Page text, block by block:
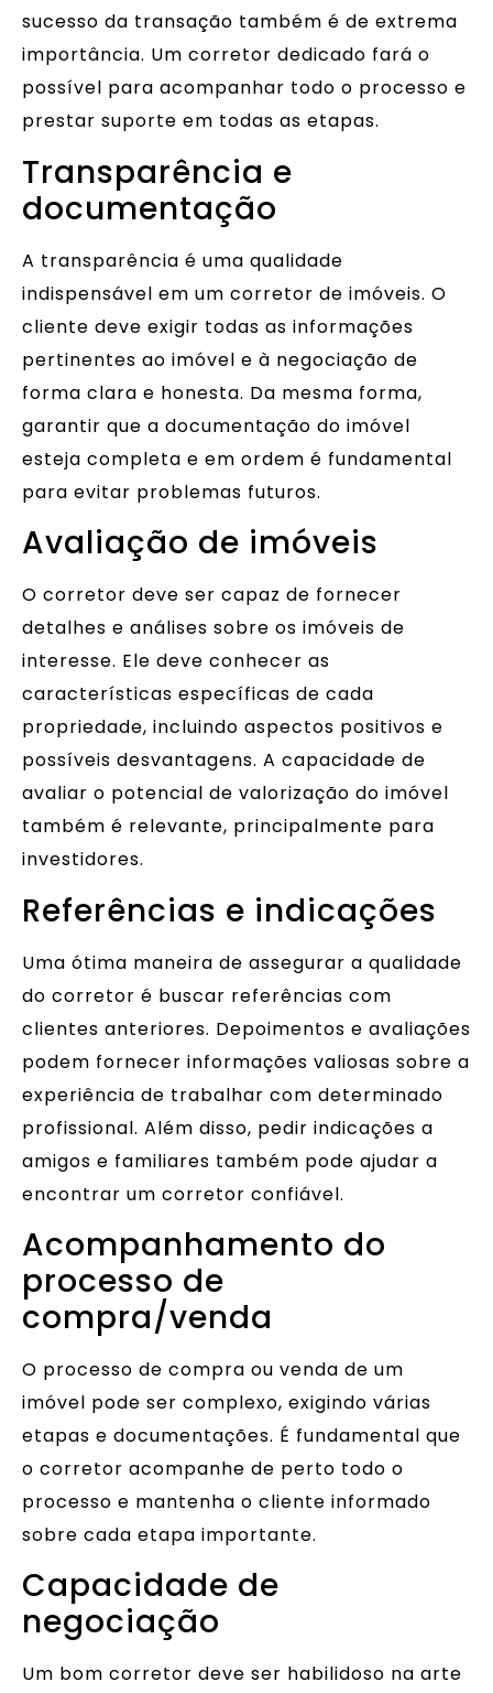
sucesso da transação também é de extrema
importância. Um corretor dedicado fará o
possível para acompanhar todo o processo e
prestar suporte em todas as etapas.
Transparência e
documentação
A transparência é uma qualidade
indispensável em um corretor de imóveis. O
cliente deve exigir todas as informações
pertinentes ao imóvel e à negociação de
forma clara e honesta. Da mesma forma,
garantir que a documentação do imóvel
esteja completa e em ordem é fundamental
para evitar problemas futuros.
Avaliação de imóveis
O corretor deve ser capaz de fornecer
detalhes e análises sobre os imóveis de
interesse. Ele deve conhecer as
características específicas de cada
propriedade, incluindo aspectos positivos e
possíveis desvantagens. A capacidade de
avaliar o potencial de valorização do imóvel
também é relevante, principalmente para
investidores.
Referências e indicações
Uma ótima maneira de assegurar a qualidade
do corretor é buscar referências com
clientes anteriores. Depoimentos e avaliações
podem fornecer informações valiosas sobre a
experiência de trabalhar com determinado
profissional. Além disso, pedir indicações a
amigos e familiares também pode ajudar a
encontrar um corretor confiável.
Acompanhamento do
processo de
compra/venda
O processo de compra ou venda de um
imóvel pode ser complexo, exigindo várias
etapas e documentações. É fundamental que
o corretor acompanhe de perto todo o
processo e mantenha o cliente informado
sobre cada etapa importante.
Capacidade de
negociação
Um bom corretor deve ser habilidoso na arte